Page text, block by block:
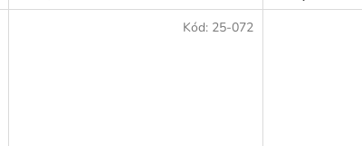
Kód: 25-072